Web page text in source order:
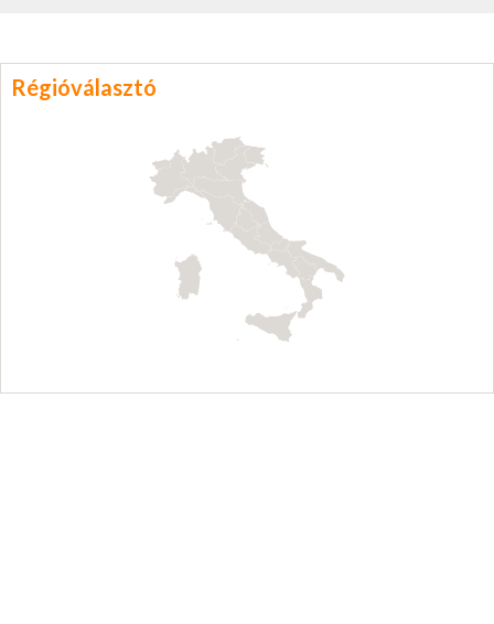
Régióválasztó